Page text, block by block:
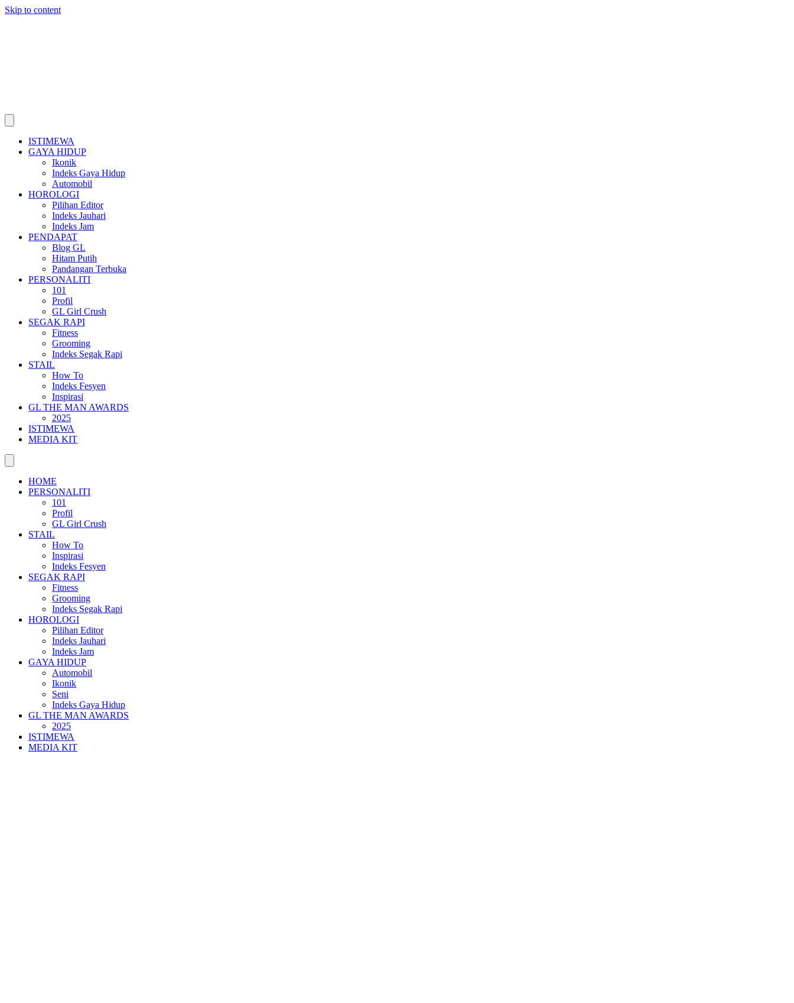
Skip to content
ISTIMEWA
GAYA HIDUP
Ikonik
Indeks Gaya Hidup
Automobil
HOROLOGI
Pilihan Editor
Indeks Jauhari
Indeks Jam
PENDAPAT
Blog GL
Hitam Putih
Pandangan Terbuka
PERSONALITI
101
Profil
GL Girl Crush
SEGAK RAPI
Fitness
Grooming
Indeks Segak Rapi
STAIL
How To
Indeks Fesyen
Inspirasi
GL THE MAN AWARDS
2025
ISTIMEWA
MEDIA KIT
HOME
PERSONALITI
101
Profil
GL Girl Crush
STAIL
How To
Inspirasi
Indeks Fesyen
SEGAK RAPI
Fitness
Grooming
Indeks Segak Rapi
HOROLOGI
Pilihan Editor
Indeks Jauhari
Indeks Jam
GAYA HIDUP
Automobil
Ikonik
Seni
Indeks Gaya Hidup
GL THE MAN AWARDS
2025
ISTIMEWA
MEDIA KIT